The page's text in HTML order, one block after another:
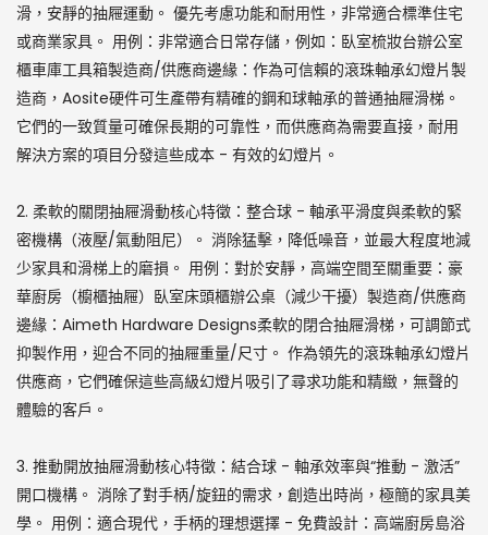
滑，安靜的抽屜運動。 優先考慮功能和耐用性，非常適合標準住宅
或商業家具。 用例：非常適合日常存儲，例如：臥室梳妝台辦公室
櫃車庫工具箱製造商/供應商邊緣：作為可信賴的滾珠軸承幻燈片製
造商，Aosite硬件可生產帶有精確的鋼和球軸承的普通抽屜滑梯。
它們的一致質量可確保長期的可靠性，而供應商為需要直接，耐用
解決方案的項目分發這些成本 - 有效的幻燈片。
2. 柔軟的關閉抽屜滑動核心特徵：整合球 - 軸承平滑度與柔軟的緊
密機構（液壓/氣動阻尼）。 消除猛擊，降低噪音，並最大程度地減
少家具和滑梯上的磨損。 用例：對於安靜，高端空間至關重要：豪
華廚房（櫥櫃抽屜）臥室床頭櫃辦公桌（減少干擾）製造商/供應商
邊緣：Aimeth Hardware Designs柔軟的閉合抽屜滑梯，可調節式
抑製作用，迎合不同的抽屜重量/尺寸。 作為領先的滾珠軸承幻燈片
供應商，它們確保這些高級幻燈片吸引了尋求功能和精緻，無聲的
體驗的客戶。
3. 推動開放抽屜滑動核心特徵：結合球 - 軸承效率與“推動 - 激活”
開口機構。 消除了對手柄/旋鈕的需求，創造出時尚，極簡的家具美
學。 用例：適合現代，手柄的理想選擇 - 免費設計：高端廚房島浴